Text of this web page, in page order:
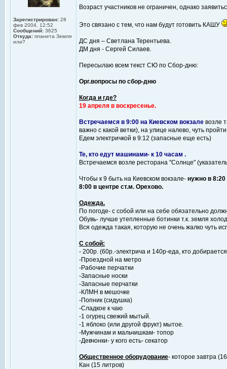
Зарегистрирован: 28
фев 2004, 12:52
Сообщений: 3625
Откуда: планета Земля
или?
Возраст участников не ограничен, однако
Это связано с тем, что нам будут готовить КАШУ
ДС дня – Светлана Терентьева.
ДМ дня - Сергей Силаев.
Пересылаю всем текст СЮ по Сбор-дню:
Орг.вопросы по сбор-дню
Когда и где?
19 апреля в воскресенье.
Встречаемся в 9:00 на Киевском вокзале возле
важно с какой ветки), на улице налево, чуть
Едем электричкой в 9:12 (запасные еще есть)
Те, кто едут машинами- к 10 часам .
Встречаемся возле ресторана "Солнце"
Чтобы к 9 быть на Киевском вокзале- нужно в 8:20
8:00 в центре ст.м. Орехово.
Одежда.
По погоде- с собой или на себе обязательно
Обувь- лучше утепленные ботинки т.к. земля
Вся одежда такая, которую не очень жалко чуть
С собой:
- 200р. (60р.-электрича и 140р-еда, кто
-Проездной на метро
-Рабочие перчатки
-Запасные носки
-Запасные перчатки
-КЛМН в мешочке
-Попник (сидушка)
-Сладкое к чаю
-1 огурец свежий мытый.
-1 яблоко (или другой фрукт) мытое.
-Мужчинам и мальчишкам- топор
-Девчонки- у кого есть- секатор
Общественное оборудование- которое завтра
Кан (15 литров)